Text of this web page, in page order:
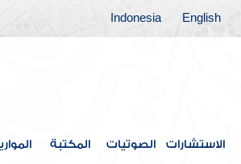
English
Indonesia
الاستشارات الصوتيات المكتبة